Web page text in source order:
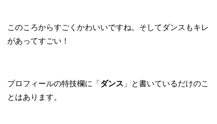
このころからすごくかわいいですね。そしてダンスもキレ
があってすごい！
プロフィールの特技欄に「 ダンス 」と書いているだけのこ
とはあります。